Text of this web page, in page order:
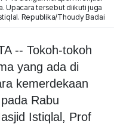
Upacara tersebut diikuti juga
Republika/Thoudy Badai
-- Tokoh-tokoh
yang ada di
kemerdekaan
pada Rabu
Istiqlal, Prof